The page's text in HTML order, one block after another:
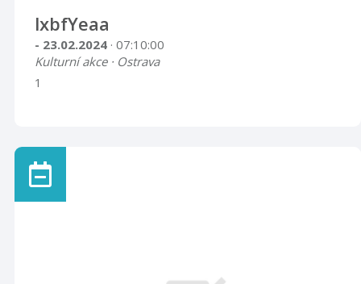
lxbfYeaa
- 23.02.2024 · 07:10:00
Kulturní akce · Ostrava
1